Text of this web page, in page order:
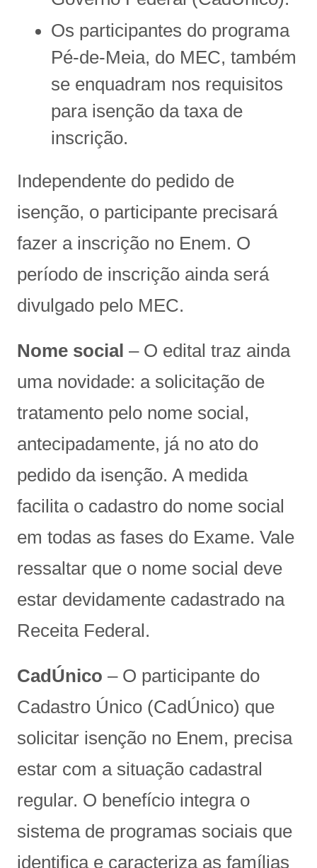
Os participantes do programa
Pé-de-Meia, do MEC, também
se enquadram nos requisitos
para isenção da taxa de
inscrição.
Independente do pedido de
isenção, o participante precisará
fazer a inscrição no Enem. O
período de inscrição ainda será
divulgado pelo MEC.
Nome social – O edital traz ainda
uma novidade: a solicitação de
tratamento pelo nome social,
antecipadamente, já no ato do
pedido da isenção. A medida
facilita o cadastro do nome social
em todas as fases do Exame. Vale
ressaltar que o nome social deve
estar devidamente cadastrado na
Receita Federal.
CadÚnico – O participante do
Cadastro Único (CadÚnico) que
solicitar isenção no Enem, precisa
estar com a situação cadastral
regular. O benefício integra o
sistema de programas sociais que
identifica e caracteriza as famílias